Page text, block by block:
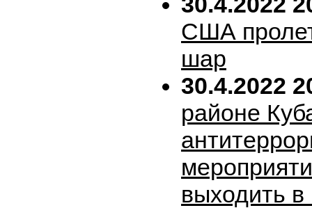
США
шар
30.4.2022
районе
выходить